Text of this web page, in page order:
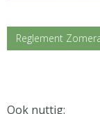
Reglement
Ook nuttig: